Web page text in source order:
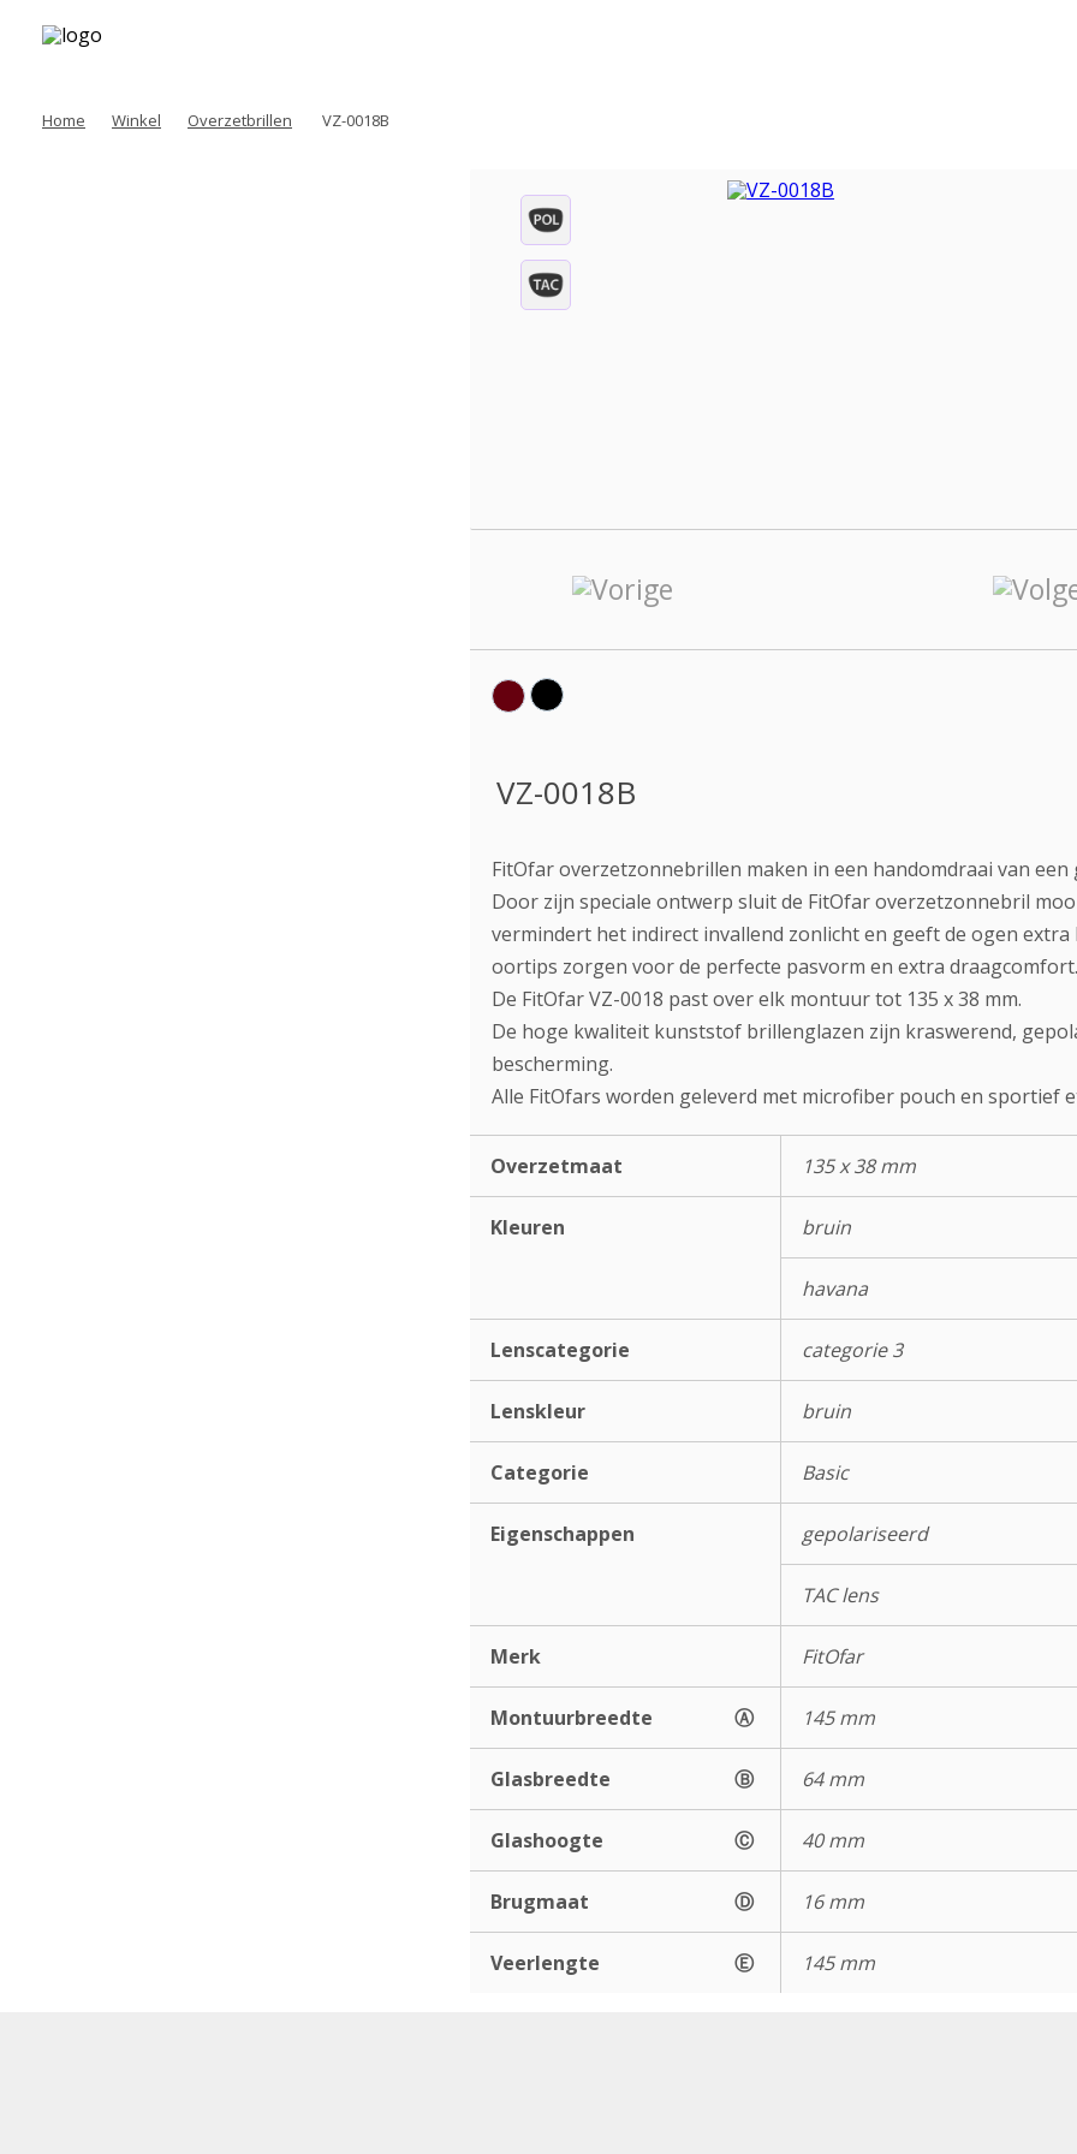
Home Winkel Overzetbrillen VZ-0018B
VZ-0018B
FitOfar overzetzonnebrillen maken in een handomdraai van
Door zijn speciale ontwerp sluit de FitOfar overzetzonnebril
vermindert het indirect invallend zonlicht en geeft de ogen
oortips zorgen voor de perfecte pasvorm en extra draagcomfort.
De FitOfar VZ-0018 past over elk montuur tot 135 x 38 mm.
De hoge kwaliteit kunststof brillenglazen zijn kraswerend,
bescherming.
Alle FitOfars worden geleverd met microfiber pouch en sportief
Overzetmaat 135 x 38 mm
Kleuren bruin
havana
Lenscategorie categorie 3
Lenskleur bruin
Categorie Basic
Eigenschappen gepolariseerd
TAC lens
Merk FitOfar
Montuurbreedte Ⓐ 145 mm
Glasbreedte Ⓑ 64 mm
Glashoogte Ⓒ 40 mm
Brugmaat Ⓓ 16 mm
Veerlengte Ⓔ 145 mm